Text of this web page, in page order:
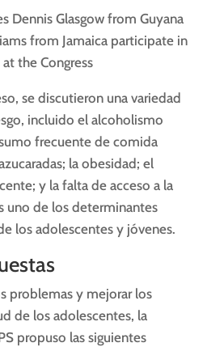
se discutieron una variedad
incluido el alcoholismo
frecuente de comida
la obesidad; el
y la falta de acceso a la
uno de los determinantes
los adolescentes y jóvenes.
problemas y mejorar los
de los adolescentes, la
propuso las siguientes